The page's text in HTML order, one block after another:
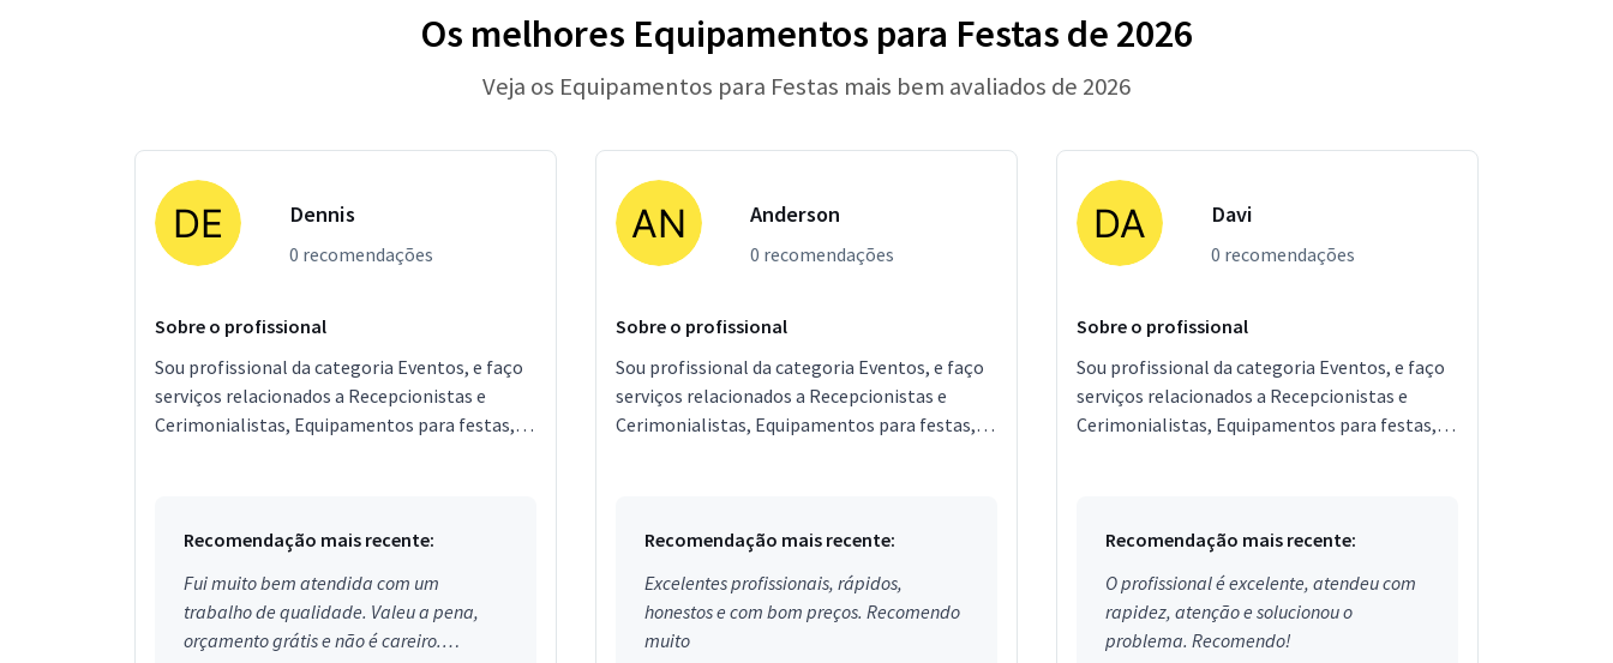
Os melhores Equipamentos para Festas de 2026
Veja os Equipamentos para Festas mais bem avaliados de 2026
Dennis
0 recomendações
Sobre o profissional
Sou profissional da categoria Eventos, e faço
serviços relacionados a Recepcionistas e
Cerimonialistas, Equipamentos para festas,
Recomendação mais recente:
Fui muito bem atendida com um
trabalho de qualidade. Valeu a pena,
orçamento grátis e não é careiro.
Anderson
0 recomendações
Sobre o profissional
Sou profissional da categoria Eventos, e faço
serviços relacionados a Recepcionistas e
Cerimonialistas, Equipamentos para festas,
Recomendação mais recente:
Excelentes profissionais, rápidos,
honestos e com bom preços. Recomendo
muito
Davi
0 recomendações
Sobre o profissional
Sou profissional da categoria Eventos, e faço
serviços relacionados a Recepcionistas e
Cerimonialistas, Equipamentos para festas,
Recomendação mais recente:
O profissional é excelente, atendeu com
rapidez, atenção e solucionou o
problema. Recomendo!